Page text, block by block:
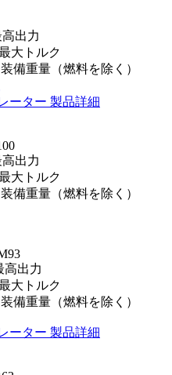
出力
大トルク
装備重量（燃料を除く）
ーター 製品詳細
出力
大トルク
装備重量（燃料を除く）
高出力
大トルク
装備重量（燃料を除く）
ーター 製品詳細